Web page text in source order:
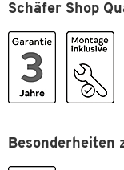
Schäfer Shop
Besonderheiten